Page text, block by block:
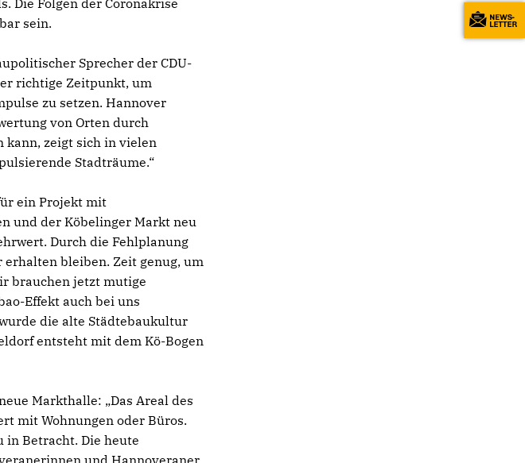
Die Folgen der Coronakrise
sein.
Sprecher der CDU-
richtige Zeitpunkt, um
zu setzen. Hannover
von Orten durch
kann, zeigt sich in vielen
Stadträume.“
ein Projekt mit
und der Köbelinger Markt neu
Durch die Fehlplanung
erhalten bleiben. Zeit genug, um
brauchen jetzt mutige
Effekt auch bei uns
die alte Städtebaukultur
entsteht mit dem Kö-Bogen
Markthalle: „Das Areal des
mit Wohnungen oder Büros.
in Betracht. Die heute
und Hannoveraner